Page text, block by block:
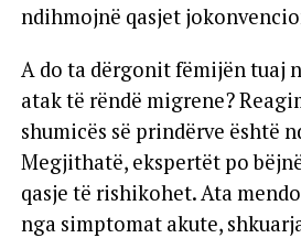
ndihmojnë qasjet
A do ta dërgonit fëmijën tuaj
atak të rëndë migrene?
shumicës së prindërve është
Megjithatë, ekspertët po
qasje të rishikohet. Ata
nga simptomat akute,